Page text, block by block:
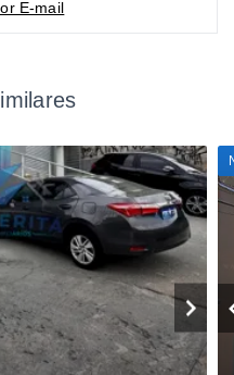
E-mail